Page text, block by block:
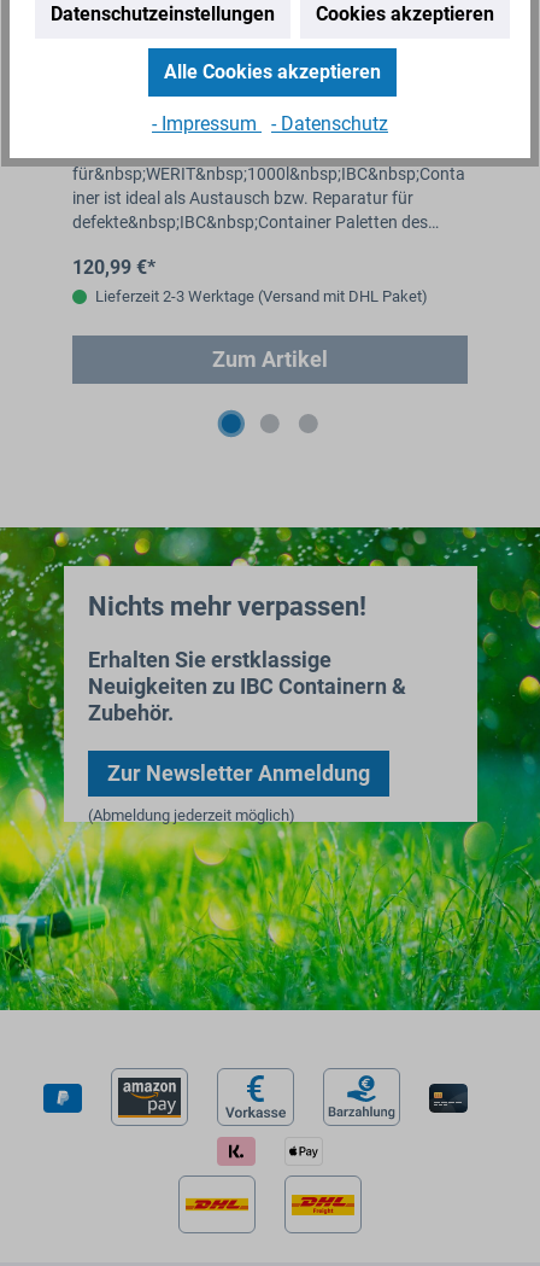
PE-Palette für WERIT 1000l IBC als
Austausch Palette 1200 x 1000 mm
für&nbsp;WERIT&nbsp;1000l&nbsp;IBC&nbsp;Conta
iner ist ideal als Austausch bzw. Reparatur für
defekte&nbsp;IBC&nbsp;Container Paletten des
ß&nbsp;von…
120,99 €*
Lieferzeit 2-3 Werktage (Versand mit DHL Paket)
Zum Artikel
Nichts mehr verpassen!
Erhalten Sie erstklassige
Neuigkeiten zu IBC Containern &
Zubehör.
Zur Newsletter Anmeldung
(Abmeldung jederzeit möglich)
Datenschutzeinstellungen Cookies akzeptieren
Alle Cookies akzeptieren
- Impressum - Datenschutz